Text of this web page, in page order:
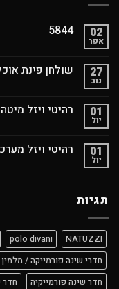
02
אפר
5844
27
נוב
שולחן פינת
01
יול
רהיטי ויזל
01
יול
רהיטי ויזל
תגיות
NATUZZI
polo divani
חדרי שינה פורמייקה / מלמין
חדר שינה פורמייקיה
חדר